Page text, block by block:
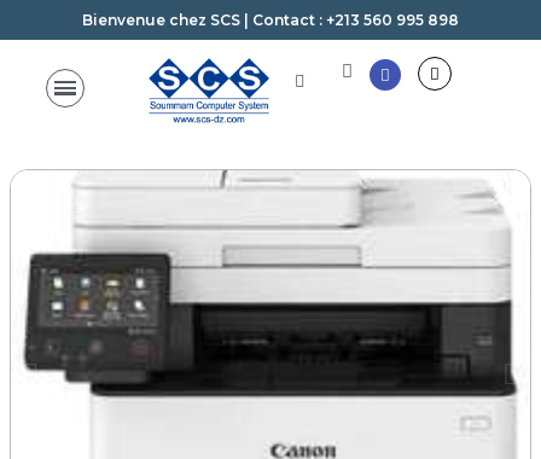
Bienvenue chez SCS | Contact : +213 560 995 898